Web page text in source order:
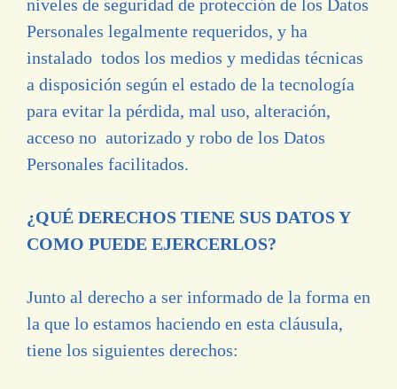
niveles de seguridad de protección de los Datos
Personales legalmente requeridos, y ha
instalado todos los medios y medidas técnicas
a disposición según el estado de la tecnología
para evitar la pérdida, mal uso, alteración,
acceso no autorizado y robo de los Datos
Personales facilitados.
¿QUÉ DERECHOS TIENE SUS DATOS Y
COMO PUEDE EJERCERLOS?
Junto al derecho a ser informado de la forma en
la que lo estamos haciendo en esta cláusula,
tiene los siguientes derechos: